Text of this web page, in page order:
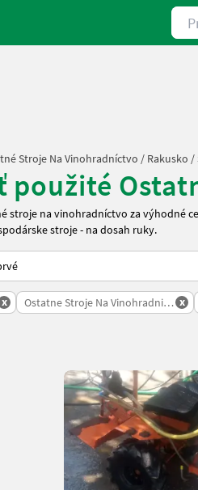
Stroje Na Vinohradníctvo / Rakusko /
použité
stroje na vinohradníctvo za výhodné
stroje - na dosah ruky.
x Ostatne Stroje Na Vinohradnictvo
x